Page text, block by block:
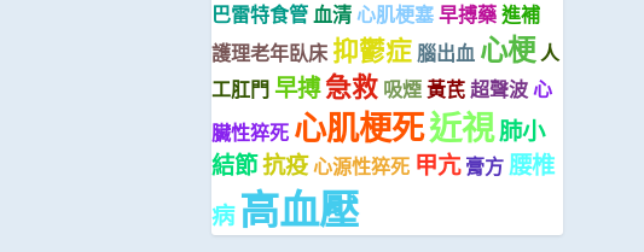
巴雷特食管血清 心肌梗塞早搏藥進補
護理老年臥床 抑鬱症腦出血 心梗人
工肛門 早搏急救 吸煙黃芪超聲波心
臟性猝死 心肌梗死近視肺小
結節抗疫心源性猝死 甲亢 膏方 腰椎
病 高血壓